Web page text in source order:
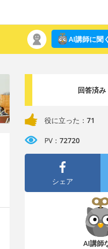
AI講師に聞く
回答済み
役に立った： 71
PV： 72720
シェア
AI講師